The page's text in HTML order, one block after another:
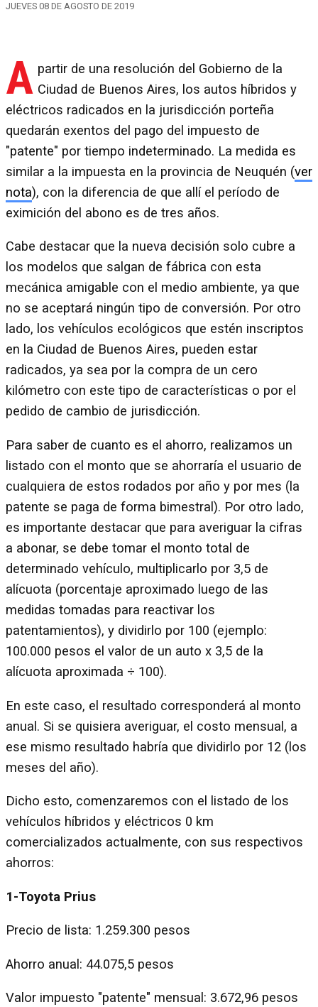
JUEVES 08 DE AGOSTO DE 2019
A partir de una resolución del Gobierno de la
Ciudad de Buenos Aires, los autos híbridos y
eléctricos radicados en la jurisdicción porteña
quedarán exentos del pago del impuesto de
"patente" por tiempo indeterminado. La medida es
similar a la impuesta en la provincia de Neuquén (ver
nota), con la diferencia de que allí el período de
eximición del abono es de tres años.
Cabe destacar que la nueva decisión solo cubre a
los modelos que salgan de fábrica con esta
mecánica amigable con el medio ambiente, ya que
no se aceptará ningún tipo de conversión. Por otro
lado, los vehículos ecológicos que estén inscriptos
en la Ciudad de Buenos Aires, pueden estar
radicados, ya sea por la compra de un cero
kilómetro con este tipo de características o por el
pedido de cambio de jurisdicción.
Para saber de cuanto es el ahorro, realizamos un
listado con el monto que se ahorraría el usuario de
cualquiera de estos rodados por año y por mes (la
patente se paga de forma bimestral). Por otro lado,
es importante destacar que para averiguar la cifras
a abonar, se debe tomar el monto total de
determinado vehículo, multiplicarlo por 3,5 de
alícuota (porcentaje aproximado luego de las
medidas tomadas para reactivar los
patentamientos), y dividirlo por 100 (ejemplo:
100.000 pesos el valor de un auto x 3,5 de la
alícuota aproximada ÷ 100).
En este caso, el resultado corresponderá al monto
anual. Si se quisiera averiguar, el costo mensual, a
ese mismo resultado habría que dividirlo por 12 (los
meses del año).
Dicho esto, comenzaremos con el listado de los
vehículos híbridos y eléctricos 0 km
comercializados actualmente, con sus respectivos
ahorros:
1-Toyota Prius
Precio de lista: 1.259.300 pesos
Ahorro anual: 44.075,5 pesos
Valor impuesto "patente" mensual: 3.672,96 pesos